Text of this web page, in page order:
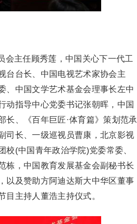
会主任顾秀莲，中国关心下一代工
台台长、中国电视艺术家协会主
、中国文学艺术基金会理事长左中
动指导中心党委书记张朝晖，中国
长、《百年巨匠·体育篇》策划范承
司长、一级巡视员曹康，北京影视
(中国青年政治学院)党委常委、
栋，中国教育发展基金会副秘书长
以及赞助方阿迪达斯大中华区董事
主持人董浩主持仪式。